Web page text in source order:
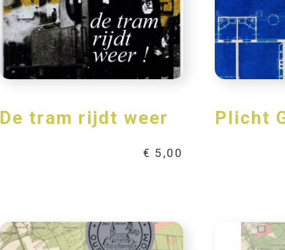
De tram rijdt weer
€ 5,00
Plicht